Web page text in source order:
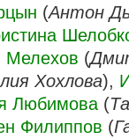
(Антон
Мелехов (
Хохлова),
Любимова (
Филиппов (